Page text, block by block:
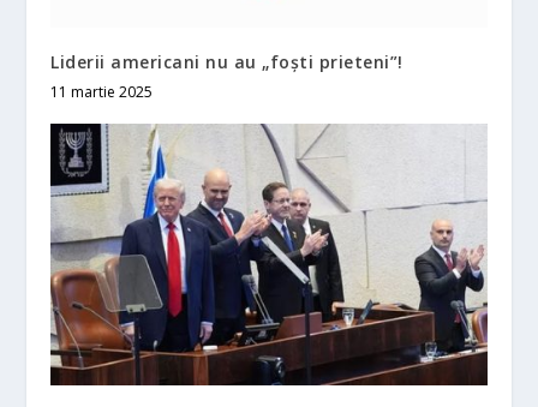
Liderii americani nu au „foşti prieteni”!
11 martie 2025